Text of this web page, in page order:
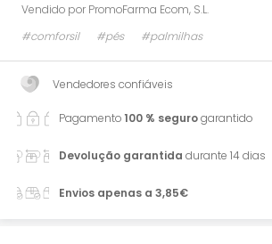
Vendido por PromoFarma Ecom, S.L.
#comforsil
#pés #palmilhas
Vendedores confiáveis
Pagamento100 % segurogarantido
Devolução garantida durante 14 dias
Envios apenas a 3,85€